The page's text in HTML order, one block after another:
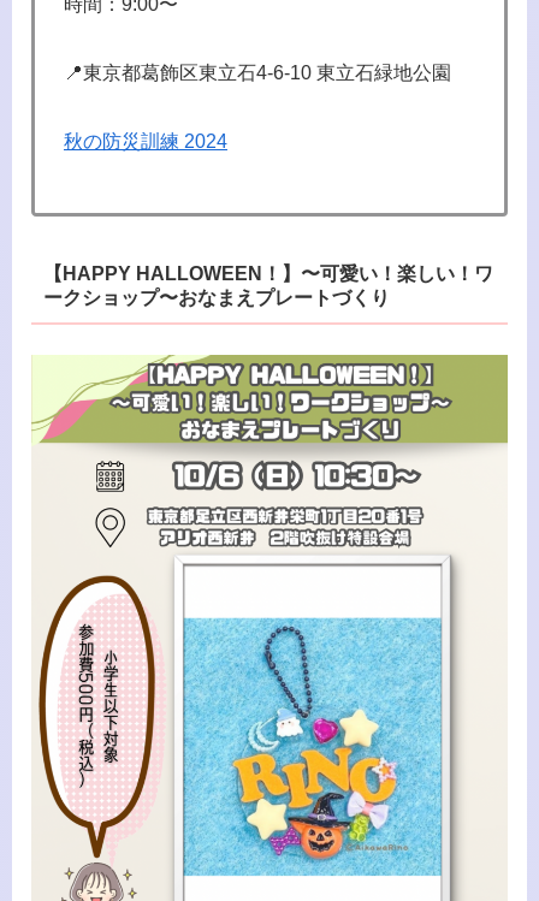
時間：9:00〜
📍東京都葛飾区東立石4-6-10 東立石緑地公園
秋の防災訓練 2024
【HAPPY HALLOWEEN！】〜可愛い！楽しい！ワ
ークショップ〜おなまえプレートづくり